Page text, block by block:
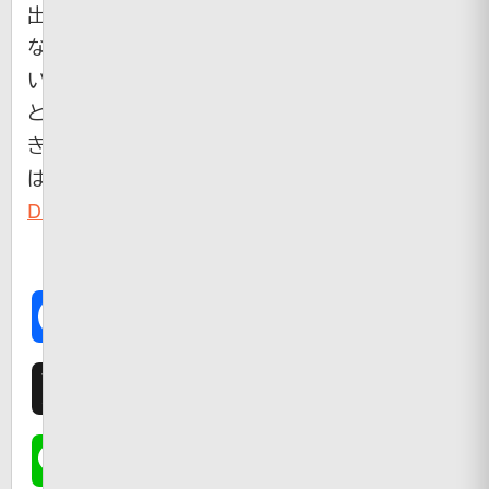
出
な
い
と
き
は
Dailymotion